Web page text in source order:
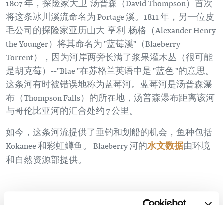
1807 年，探险家大卫-汤普森（David Thompson）首次
将这条冰川溪流命名为 Portage 溪。1811 年，另一位皮
毛公司的探险家亚历山大-亨利-杨格（Alexander Henry
the Younger）将其命名为 "蓝莓溪"（Blaeberry
Torrent），因为河岸两旁长满了浆果灌木丛（很可能
是胡克莓）--"Blae "在苏格兰英语中是 "蓝色 "的意思。
这条河有时被错误地称为蓝莓河。蓝莓河是汤普森瀑
布（Thompson Falls）的所在地，汤普森瀑布距离该河
与哥伦比亚河的汇合处约 7 公里。
如今，这条河流提供了垂钓和划船的机会，鱼种包括
Kokanee 和彩虹鳟鱼。 Blaeberry 河的水文数据由环境
和自然资源部提供。